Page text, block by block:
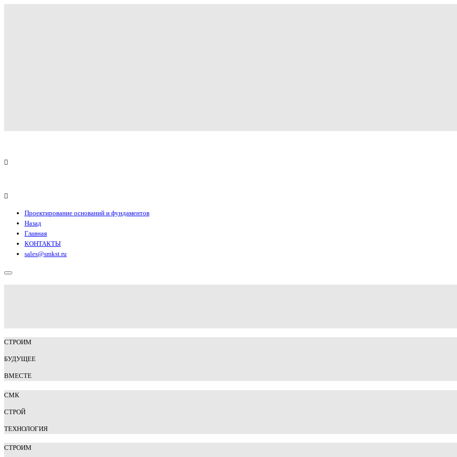
Проектирование оснований и фундаментов
Назад
Главная
КОНТАКТЫ
sales@smkst.ru
СТРОИМ
БУДУЩЕЕ
ВМЕСТЕ
СМК
СТРОЙ
ТЕХНОЛОГИЯ
СТРОИМ